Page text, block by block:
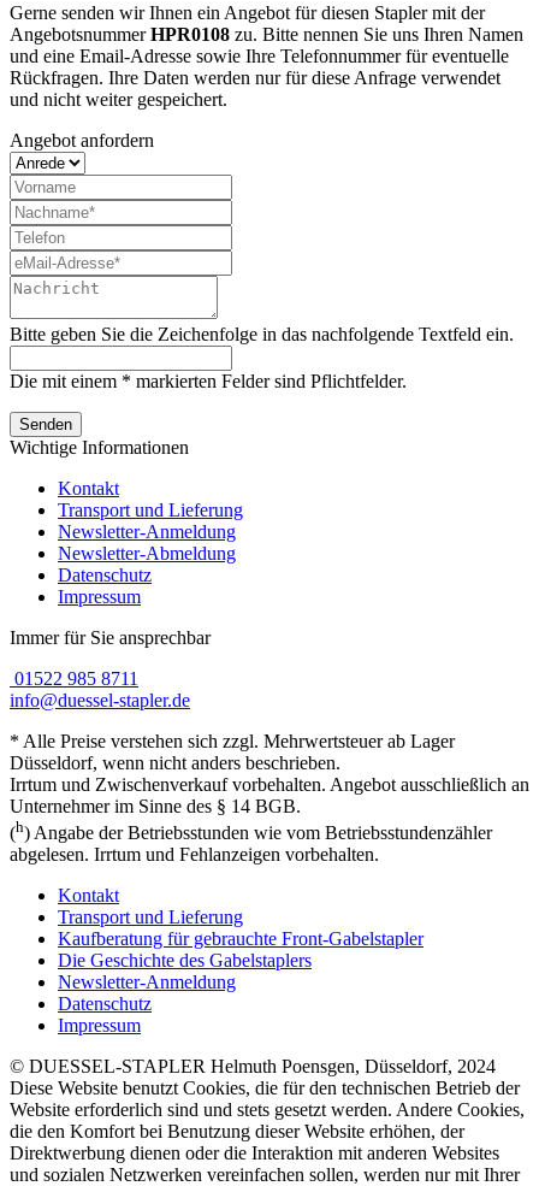
Gerne senden wir Ihnen ein Angebot für diesen Stapler mit der
AngebotsnummerHPR0108 zu. Bitte nennen Sie uns Ihren Namen
und eine Email-Adresse sowie Ihre Telefonnummer für eventuelle
Rückfragen. Ihre Daten werden nur für diese Anfrage verwendet
und nicht weiter gespeichert.
Angebot anfordern
Bitte geben Sie die Zeichenfolge in das nachfolgende Textfeld ein.
Die mit einem * markierten Felder sind Pflichtfelder.
Senden
Wichtige Informationen
Kontakt
Transport und Lieferung
Newsletter-Anmeldung
Newsletter-Abmeldung
Datenschutz
Impressum
Immer für Sie ansprechbar
01522 985 8711
info@duessel-stapler.de
* Alle Preise verstehen sich zzgl. Mehrwertsteuer ab Lager
Düsseldorf, wenn nicht anders beschrieben.
Irrtum und Zwischenverkauf vorbehalten. Angebot ausschließlich an
Unternehmer im Sinne des § 14 BGB.
(h) Angabe der Betriebsstunden wie vom Betriebsstundenzähler
abgelesen. Irrtum und Fehlanzeigen vorbehalten.
Kontakt
Transport und Lieferung
Kaufberatung für gebrauchte Front-Gabelstapler
Die Geschichte des Gabelstaplers
Newsletter-Anmeldung
Datenschutz
Impressum
© DUESSEL-STAPLER Helmuth Poensgen, Düsseldorf, 2024
Diese Website benutzt Cookies, die für den technischen Betrieb der
Website erforderlich sind und stets gesetzt werden. Andere Cookies,
die den Komfort bei Benutzung dieser Website erhöhen, der
Direktwerbung dienen oder die Interaktion mit anderen Websites
und sozialen Netzwerken vereinfachen sollen, werden nur mit Ihrer